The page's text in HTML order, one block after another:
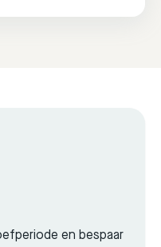
en bespaar